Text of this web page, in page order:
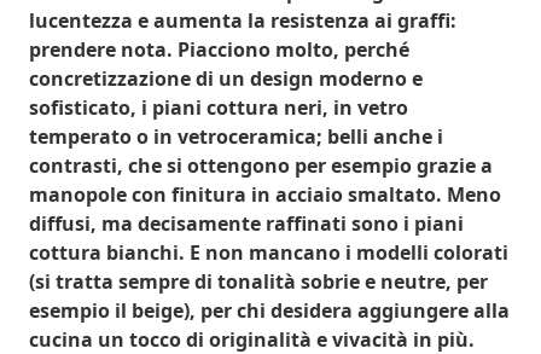
lucentezza e aumenta la resistenza ai graffi:
prendere nota. Piacciono molto, perché
concretizzazione di un design moderno e
sofisticato, i piani cottura neri, in vetro
temperatoo in vetroceramica; belli anche i
contrasti, che si ottengono per esempio grazie a
manopole con finitura in acciaio smaltato. Meno
diffusi, ma decisamente raffinati sono i piani
cottura bianchi. E non mancano i modelli colorati
(si tratta sempre di tonalità sobrie e neutre, per
esempio il beige), per chi desidera aggiungere alla
cucina un tocco di originalità e vivacità in più.